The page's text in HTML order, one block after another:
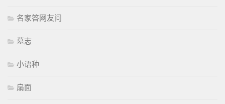
名家答网友问
墓志
小语种
扇面